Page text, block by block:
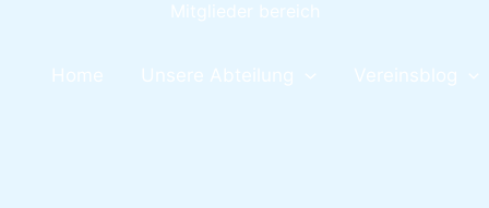
Home Unsere Abteilung Vereinsblog
Mitglieder bereich